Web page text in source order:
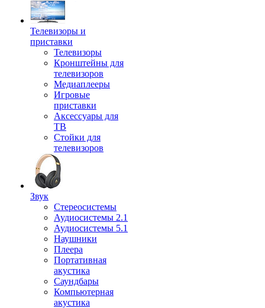
Телевизоры и
приставки
Телевизоры
Кронштейны для
телевизоров
Медиаплееры
Игровые
приставки
Аксессуары для
ТВ
Стойки для
телевизоров
Звук
Стереосистемы
Аудиосистемы 2.1
Аудиосистемы 5.1
Наушники
Плеера
Портативная
акустика
Саундбары
Компьютерная
акустика